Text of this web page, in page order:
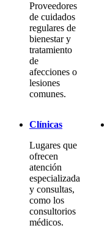
Proveedores
de cuidados
regulares de
bienestar y
tratamiento
de
afecciones o
lesiones
comunes.
Clínicas
Lugares que
ofrecen
atención
especializada
y consultas,
como los
consultorios
médicos.